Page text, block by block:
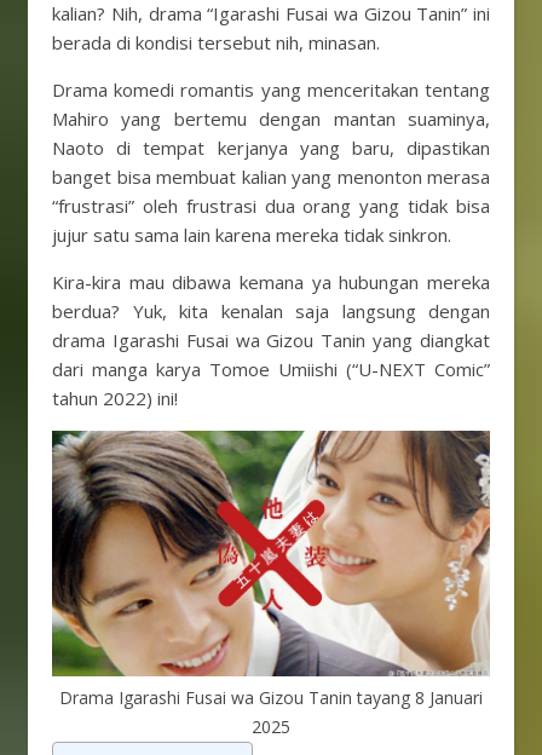
kalian? Nih, drama “Igarashi Fusai wa Gizou Tanin” ini
berada di kondisi tersebut nih, minasan.
Drama komedi romantis yang menceritakan tentang
Mahiro yang bertemu dengan mantan suaminya,
Naoto di tempat kerjanya yang baru, dipastikan
banget bisa membuat kalian yang menonton merasa
“frustrasi” oleh frustrasi dua orang yang tidak bisa
jujur ​​satu sama lain karena mereka tidak sinkron.
Kira-kira mau dibawa kemana ya hubungan mereka
berdua? Yuk, kita kenalan saja langsung dengan
drama Igarashi Fusai wa Gizou Tanin yang diangkat
dari manga karya Tomoe Umiishi (“U-NEXT Comic”
tahun 2022) ini!
Drama Igarashi Fusai wa Gizou Tanin tayang 8 Januari
2025